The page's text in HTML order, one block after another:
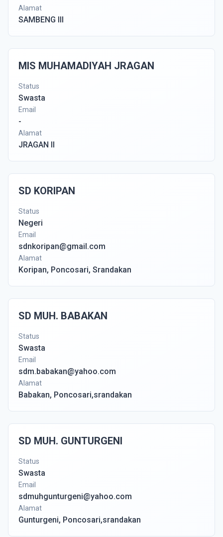
Alamat
SAMBENG III
MIS MUHAMADIYAH JRAGAN
Status
Swasta
Email
-
Alamat
JRAGAN II
SD KORIPAN
Status
Negeri
Email
sdnkoripan@gmail.com
Alamat
Koripan, Poncosari, Srandakan
SD MUH. BABAKAN
Status
Swasta
Email
sdm.babakan@yahoo.com
Alamat
Babakan, Poncosari,srandakan
SD MUH. GUNTURGENI
Status
Swasta
Email
sdmuhgunturgeni@yahoo.com
Alamat
Gunturgeni, Poncosari,srandakan